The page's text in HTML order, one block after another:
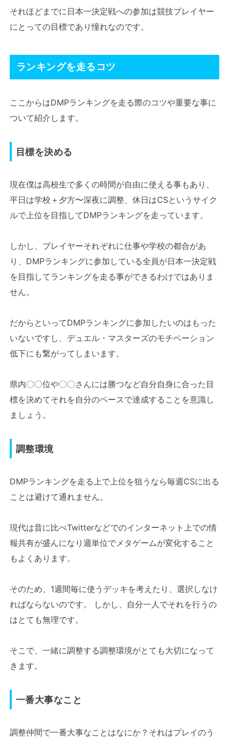
それほどまでに日本一決定戦への参加は競技プレイヤー
にとっての目標であり憧れなのです。
ランキングを走るコツ
ここからはDMPランキングを走る際のコツや重要な事に
ついて紹介します。
目標を決める
現在僕は高校生で多くの時間が自由に使える事もあり、
平日は学校＋夕方〜深夜に調整、休日はCSというサイク
ルで上位を目指してDMPランキングを走っています。
しかし、プレイヤーそれぞれに仕事や学校の都合があ
り、DMPランキングに参加している全員が日本一決定戦
を目指してランキングを走る事ができるわけではありま
せん。
だからといってDMPランキングに参加したいのはもった
いないですし、デュエル・マスターズのモチベーション
低下にも繋がってしまいます。
県内〇〇位や〇〇さんには勝つなど自分自身に合った目
標を決めてそれを自分のペースで達成することを意識し
ましょう。
調整環境
DMPランキングを走る上で上位を狙うなら毎週CSに出る
ことは避けて通れません。
現代は昔に比べTwitterなどでのインターネット上での情
報共有が盛んになり週単位でメタゲームが変化すること
もよくあります。
そのため、1週間毎に使うデッキを考えたり、選択しなけ
ればならないのです。 しかし、自分一人でそれを行うの
はとても無理です。
そこで、一緒に調整する調整環境がとても大切になって
きます。
一番大事なこと
調整仲間で一番大事なことはなにか？それはプレイのう